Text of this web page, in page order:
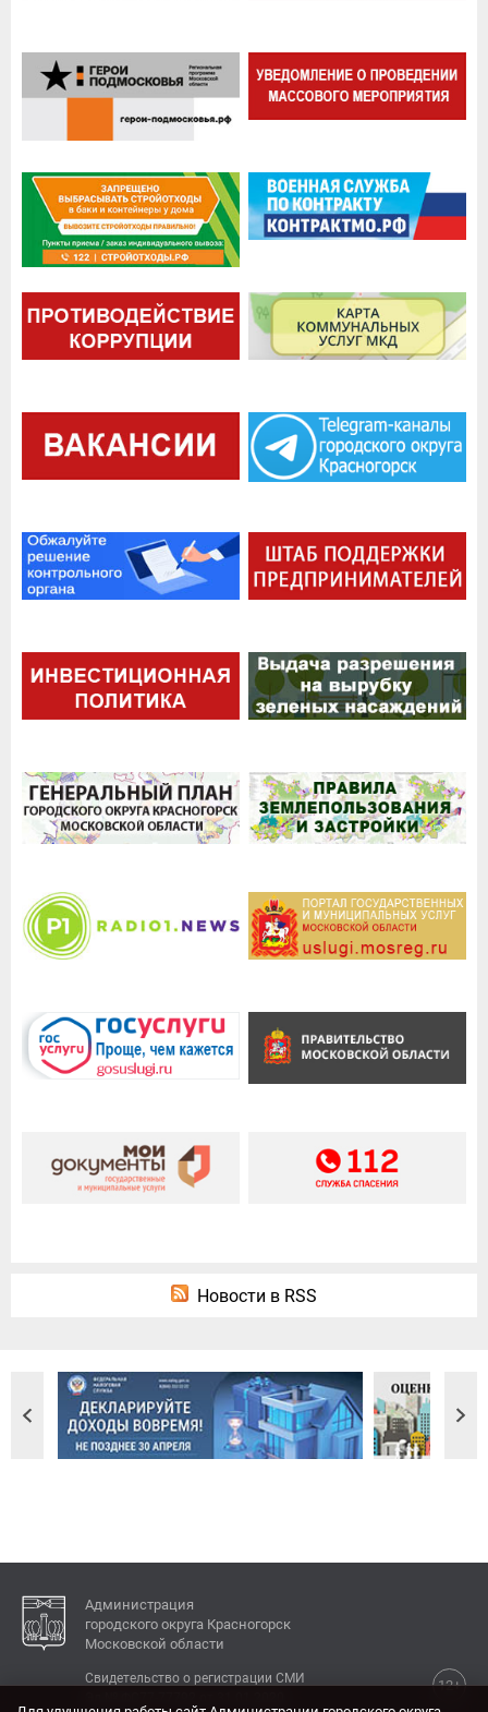
Новости в RSS
Администрация
городского округа Красногорск
Московской области
12+
Свидетельство о регистрации СМИ